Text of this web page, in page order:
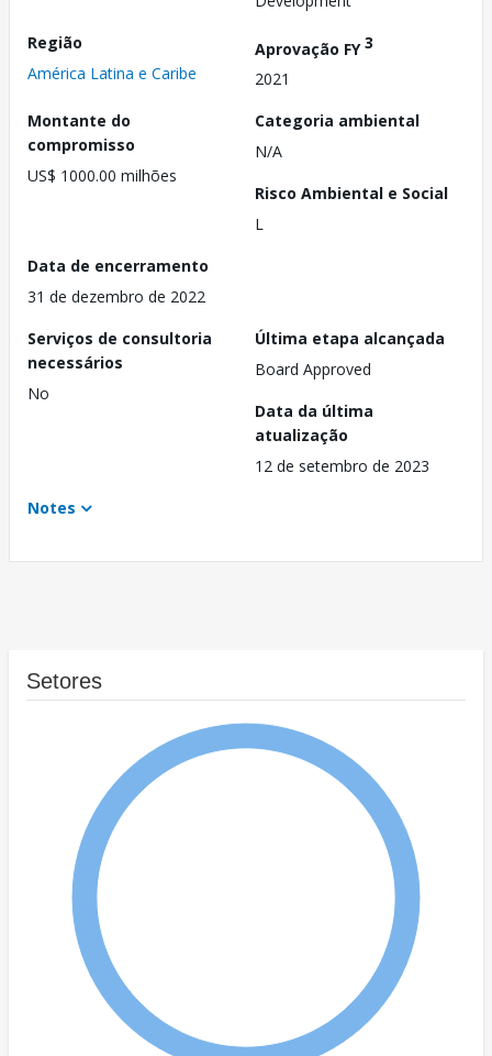
Região
América Latina e Caribe
Aprovação FY3
2021
Montante do
compromisso
US$ 1000.00 milhões
Categoria ambiental
N/A
Risco Ambiental e Social
L
Data de encerramento
31 de dezembro de 2022
Serviços de consultoria
necessários
No
Última etapa alcançada
Board Approved
Data da última
atualização
12 de setembro de 2023
Notes
Setores